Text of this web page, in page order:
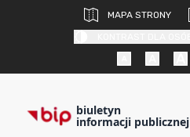
MAPA STRONY
biuletyn
informacji publicznej